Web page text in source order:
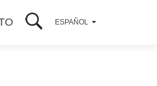
ESPAÑOL